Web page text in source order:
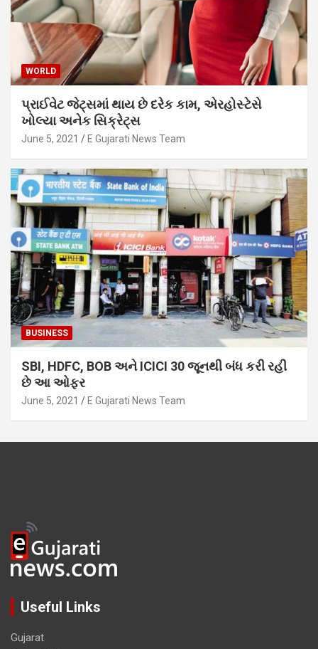
WORLD
પ્રાઈવેટ જેટ્સમાં થાય છે દરેક કામ, એરહોસ્ટેસે
ખોલ્યા અનેક સિક્રેટ્સ
June 5, 2021 E Gujarati News Team
BUSINESS
SBI, HDFC, BOB અને ICICI 30 જૂનથી બંધ કરી રહી
છે આ ઓફર
June 5, 2021 E Gujarati News Team
Useful Links
Gujarat